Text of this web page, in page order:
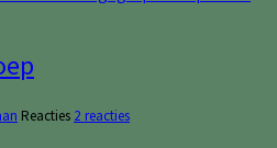
Reacties 2 reacties